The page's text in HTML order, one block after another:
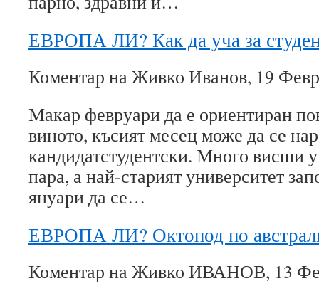
ЕВРОПА ЛИ? Как да уча за
Коментар на Живко Иванов, 19
Макар февруари да е ориентиран
виното, късият месец може да се
кандидатстудентски. Много висши
пара, а най-старият университет
януари да се…
ЕВРОПА ЛИ? Октопод по
Коментар на Живко ИВАНОВ, 13